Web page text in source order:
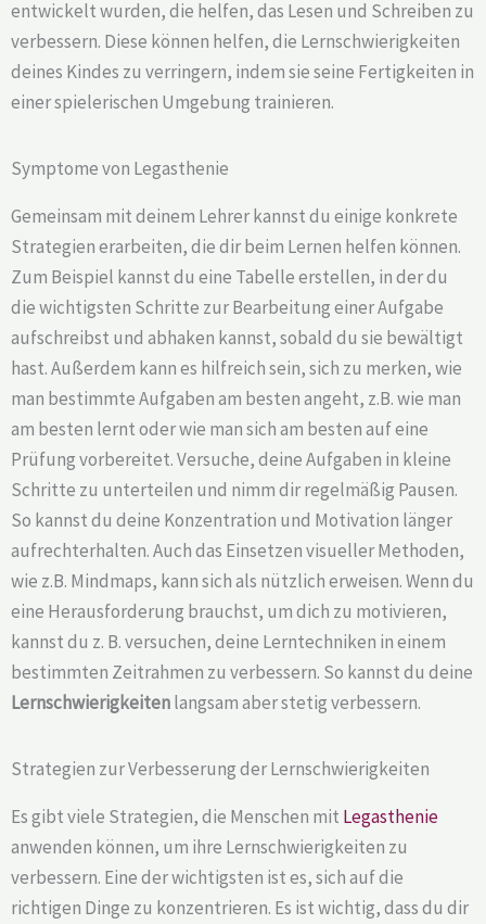
entwickelt wurden, die helfen, das Lesen und Schreiben zu
verbessern. Diese können helfen, die Lernschwierigkeiten
deines Kindes zu verringern, indem sie seine Fertigkeiten in
einer spielerischen Umgebung trainieren.
Symptome von Legasthenie
Gemeinsam mit deinem Lehrer kannst du einige konkrete
Strategien erarbeiten, die dir beim Lernen helfen können.
Zum Beispiel kannst du eine Tabelle erstellen, in der du
die wichtigsten Schritte zur Bearbeitung einer Aufgabe
aufschreibst und abhaken kannst, sobald du sie bewältigt
hast. Außerdem kann es hilfreich sein, sich zu merken, wie
man bestimmte Aufgaben am besten angeht, z.B. wie man
am besten lernt oder wie man sich am besten auf eine
Prüfung vorbereitet. Versuche, deine Aufgaben in kleine
Schritte zu unterteilen und nimm dir regelmäßig Pausen.
So kannst du deine Konzentration und Motivation länger
aufrechterhalten. Auch das Einsetzen visueller Methoden,
wie z.B. Mindmaps, kann sich als nützlich erweisen. Wenn du
eine Herausforderung brauchst, um dich zu motivieren,
kannst du z. B. versuchen, deine Lerntechniken in einem
bestimmten Zeitrahmen zu verbessern. So kannst du deine
Lernschwierigkeitenlangsam aber stetig verbessern.
Strategien zur Verbesserung der Lernschwierigkeiten
Es gibt viele Strategien, die Menschen mit Legasthenie
anwenden können, um ihre Lernschwierigkeiten zu
verbessern. Eine der wichtigsten ist es, sich auf die
richtigen Dinge zu konzentrieren. Es ist wichtig, dass du dir